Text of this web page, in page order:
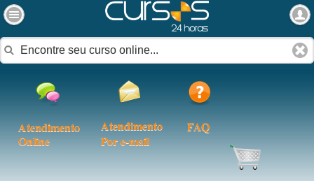
Atendimento
Online
Atendimento
Por e-mail
FAQ